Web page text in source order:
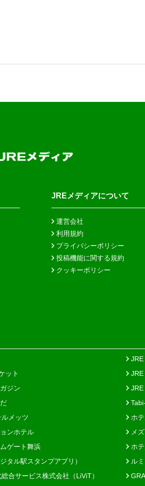
JREメディアについて
運営会社
利用規約
プライバシーポリシー
投稿機能に関する規約
クッキーポリシー
JRE
ット
JRE
ジン
JRE
メッツ
ホテ
ンホテル
メズ
ゲート舞浜
ホテ
タル駅スタンプアプリ）
ルミ
合サービス株式会社（LiViT）